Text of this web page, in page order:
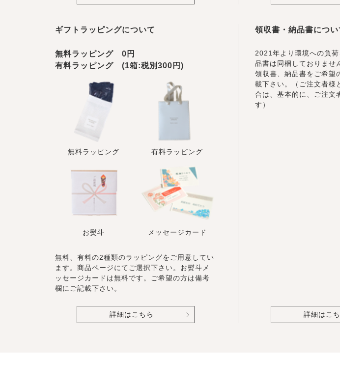
ギフトラッピングについて
無料ラッピング 0円
有料ラッピング (1箱:税別300円)
無料ラッピング 有料ラッピング
お熨斗 メッセージカード
無料、有料の2種類のラッピングをご用意してい
ます。商品ページにてご選択下さい。お熨斗メ
ッセージカードは無料です。ご希望の方は備考
欄にご記載下さい。
詳細はこちら
領収書・納品書につい
2021年より環境への負
品書は同梱しておりませ
領収書、納品書をご希望
載下さい。（ご注文者様
合は、基本的に、ご注文
す）
詳細はこ